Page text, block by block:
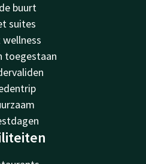
buurt
suites
wellness
toegestaan